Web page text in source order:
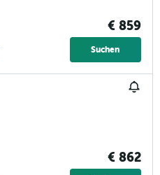
€ 859
Suchen
€ 862